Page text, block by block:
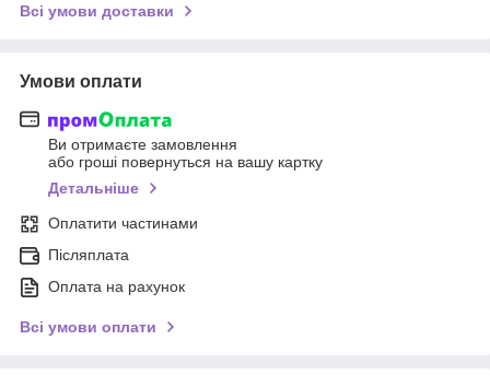
Всі умови доставки
Умови оплати
Ви отримаєте замовлення
або гроші повернуться на вашу картку
Детальніше
Оплатити частинами
Післяплата
Оплата на рахунок
Всі умови оплати